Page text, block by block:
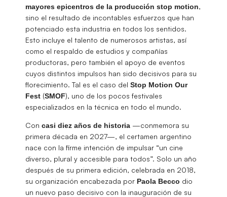
mayores epicentros de la producción stop motion,
sino el resultado de incontables esfuerzos que han
potenciado esta industria en todos los sentidos.
Esto incluye el talento de numerosos artistas, así
como el respaldo de estudios y compañías
productoras, pero también el apoyo de eventos
cuyos distintos impulsos han sido decisivos para su
florecimiento. Tal es el caso del Stop Motion Our
Fest (SMOF), uno de los pocos festivales
especializados en la técnica en todo el mundo.
Con casi diez años de historia —conmemora su
primera década en 2027—, el certamen argentino
nace con la firme intención de impulsar “un cine
diverso, plural y accesible para todos”. Solo un año
después de su primera edición, celebrada en 2018,
su organización encabezada por Paola Becco dio
un nuevo paso decisivo con la inauguración de su